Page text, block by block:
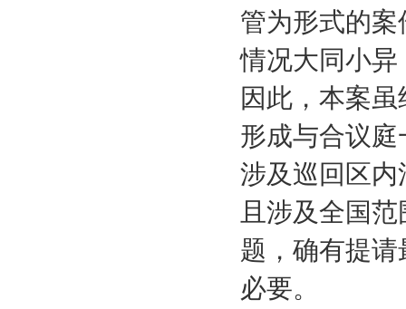
管为形式的
情况大同小
因此，本案
形成与合议
涉及巡回区
且涉及全国
题，确有提
必要。